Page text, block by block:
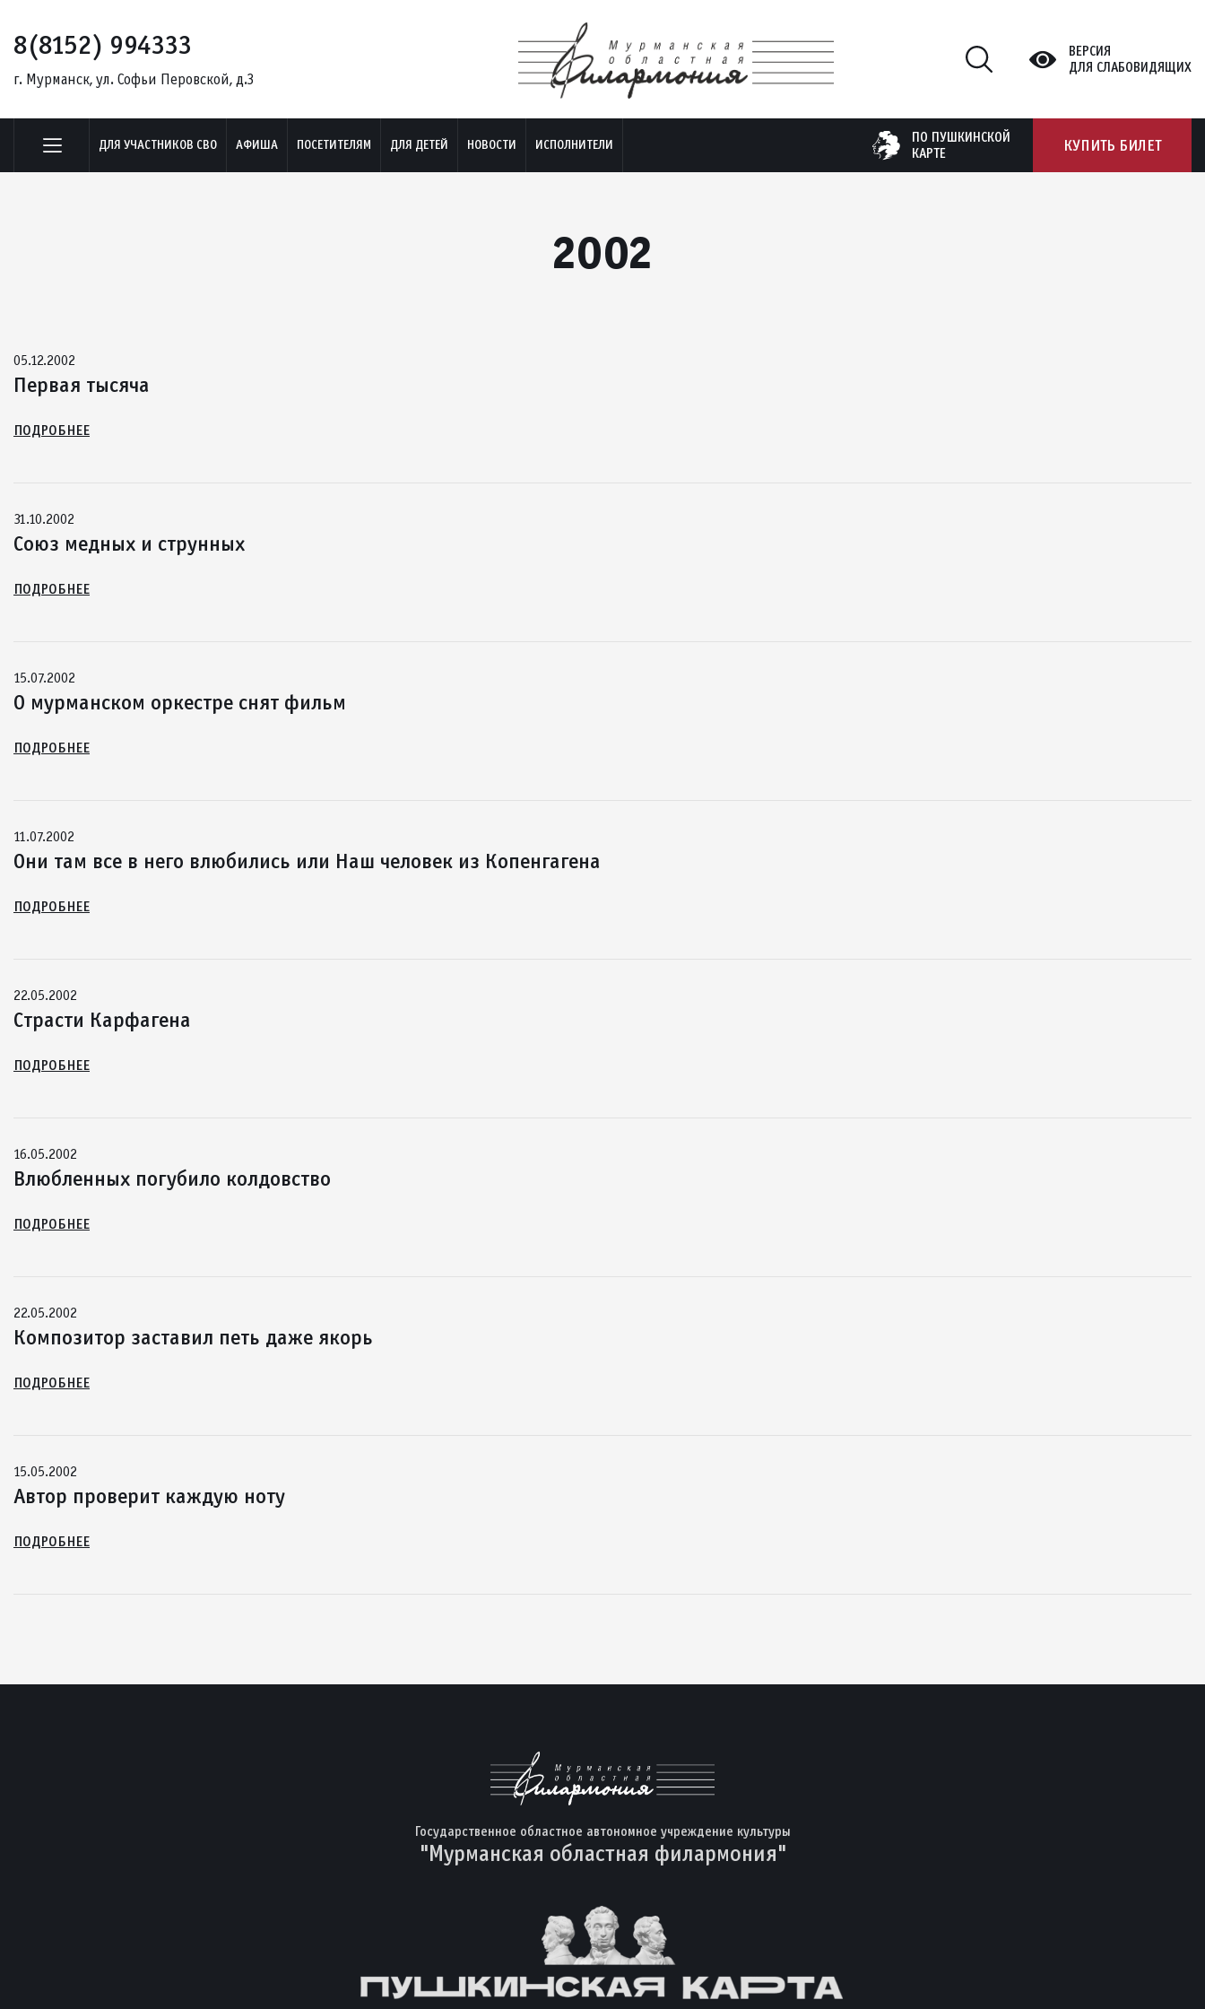
8(8152) 994333
г. Мурманск, ул. Софьи Перовской, д.3
ВЕРСИЯ
ДЛЯ СЛАБОВИДЯЩИХ
ДЛЯ УЧАСТНИКОВ СВО АФИША ПОСЕТИТЕЛЯМ ДЛЯ ДЕТЕЙ НОВОСТИ ИСПОЛНИТЕЛИ
ПО ПУШКИНСКОЙ
КАРТЕ
КУПИТЬ БИЛЕТ
2002
05.12.2002
Первая тысяча
ПОДРОБНЕЕ
31.10.2002
Союз медных и струнных
ПОДРОБНЕЕ
15.07.2002
О мурманском оркестре снят фильм
ПОДРОБНЕЕ
11.07.2002
Они там все в него влюбились или Наш человек из Копенгагена
ПОДРОБНЕЕ
22.05.2002
Страсти Карфагена
ПОДРОБНЕЕ
16.05.2002
Влюбленных погубило колдовство
ПОДРОБНЕЕ
22.05.2002
Композитор заставил петь даже якорь
ПОДРОБНЕЕ
15.05.2002
Автор проверит каждую ноту
ПОДРОБНЕЕ
Государственное областное автономное учреждение культуры
"Мурманская областная филармония"